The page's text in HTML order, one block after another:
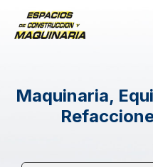
Maquinaria,